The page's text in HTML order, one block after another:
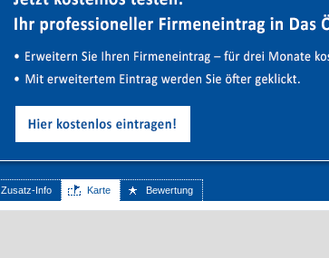
Zusatz-Info Karte Bewertung